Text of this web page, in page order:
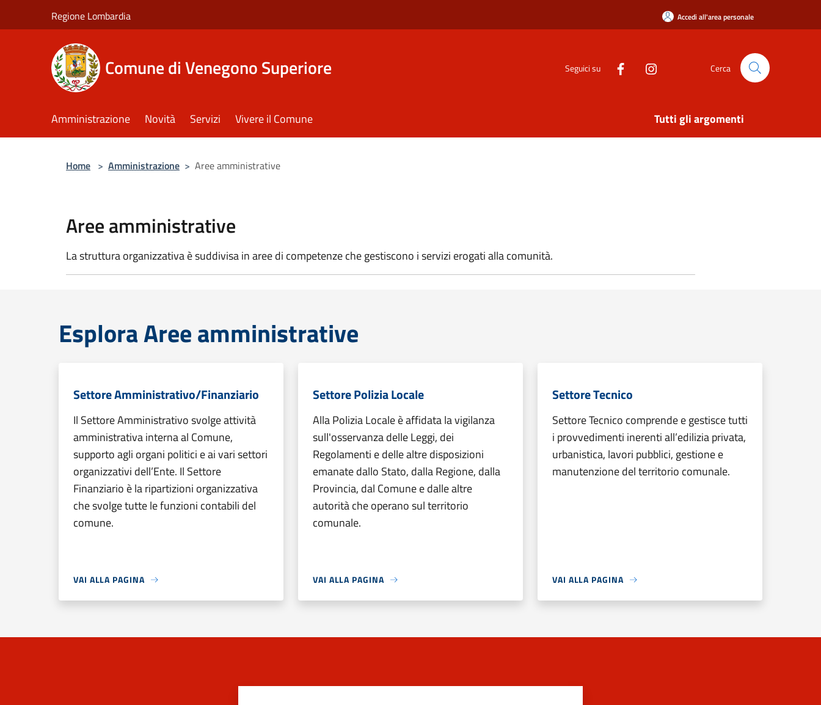
Regione Lombardia Accedi all'area personale
Comune di Venegono Superiore Seguici su Cerca
Amministrazione Novità Servizi Vivere il Comune Tutti gli argomenti
Home > Amministrazione > Aree amministrative
Aree amministrative
La struttura organizzativa è suddivisa in aree di competenze che gestiscono i servizi erogati alla comunità.
Esplora Aree amministrative
Settore Amministrativo/Finanziario
Il Settore Amministrativo svolge attività
amministrativa interna al Comune,
supporto agli organi politici e ai vari settori
organizzativi dell’Ente. Il Settore
Finanziario è la ripartizioni organizzativa
che svolge tutte le funzioni contabili del
comune.
VAI ALLA PAGINA
Settore Polizia Locale
Alla Polizia Locale è affidata la vigilanza
sull'osservanza delle Leggi, dei
Regolamenti e delle altre disposizioni
emanate dallo Stato, dalla Regione, dalla
Provincia, dal Comune e dalle altre
autorità che operano sul territorio
comunale.
VAI ALLA PAGINA
Settore Tecnico
Settore Tecnico comprende e gestisce tutti
i provvedimenti inerenti all’edilizia privata,
urbanistica, lavori pubblici, gestione e
manutenzione del territorio comunale.
VAI ALLA PAGINA